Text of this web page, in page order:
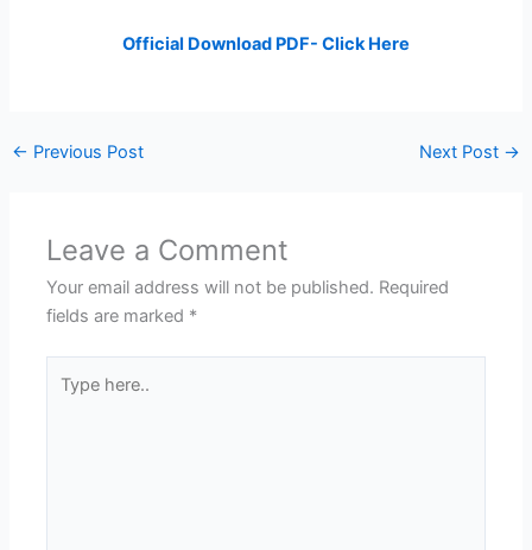
Official Download PDF- Click Here
← Previous Post Next Post →
Leave a Comment
Your email address will not be published. Required
fields are marked *
here..